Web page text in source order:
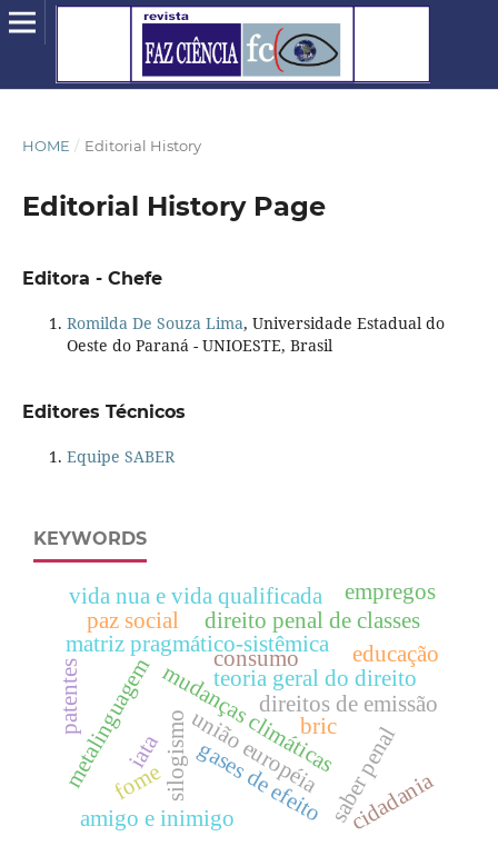
HOME / Editorial History
Editorial History Page
Editora - Chefe
Romilda De Souza Lima, Universidade Estadual do
Oeste do Paraná - UNIOESTE, Brasil
Editores Técnicos
Equipe SABER
KEYWORDS
matriz pragmático-sistêmica
teoria geral do direito
silogismo
metalinguagemmudanças climáticas
união européia
gases de efeito
direitos de emissão
iata
direito penal de classes
amigo e inimigo
vida nua e vida qualificada
saber penal
educação
cidadania
consumo
paz social
empregos
bric
patentes
fome